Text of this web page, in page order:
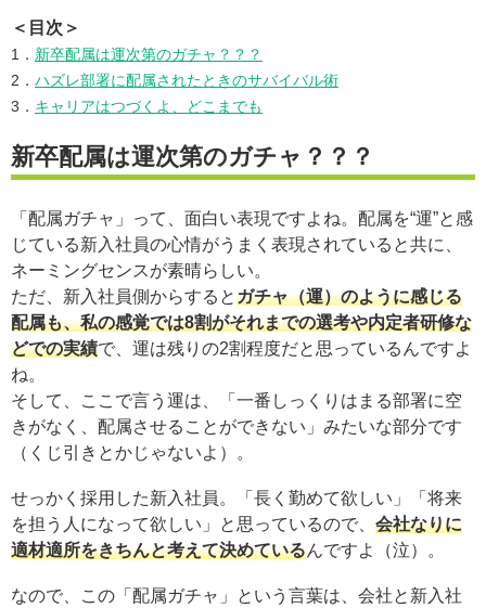
＜目次＞
1． 新卒配属は運次第のガチャ？？？
2． ハズレ部署に配属されたときのサバイバル術
3． キャリアはつづくよ、どこまでも
新卒配属は運次第のガチャ？？？
「配属ガチャ」って、面白い表現ですよね。配属を“運”と感
じている新入社員の心情がうまく表現されていると共に、
ネーミングセンスが素晴らしい。
ただ、新入社員側からするとガチャ（運）のように感じる
配属も、私の感覚では8割がそれまでの選考や内定者研修な
どでの実績で、運は残りの2割程度だと思っているんですよ
ね。
そして、ここで言う運は、「一番しっくりはまる部署に空
きがなく、配属させることができない」みたいな部分です
（くじ引きとかじゃないよ）。
せっかく採用した新入社員。「長く勤めて欲しい」「将来
を担う人になって欲しい」と思っているので、 会社なりに
適材適所をきちんと考えて決めているんですよ（泣）。
なので、この「配属ガチャ」という言葉は、会社と新入社